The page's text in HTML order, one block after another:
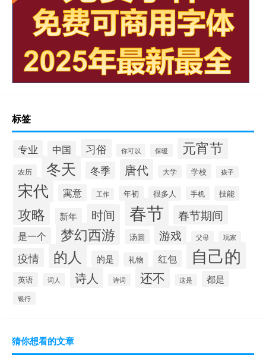
标签
专业 中国 习俗 你可以 保暖 元宵节
农历 冬天 冬季 唐代 大学 学校 孩子
宋代 寓意 工作 年初 很多人 手机 技能
攻略 新年 时间 春节 春节期间
是一个 梦幻西游 汤圆 游戏 父母 玩家
疫情 的人 的是 礼物 红包 自己的
英语 词人 诗人 诗词 还不 这是 都是
银行
猜你想看的文章